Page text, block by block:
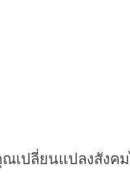
ลี่ยนแปลงสังคม